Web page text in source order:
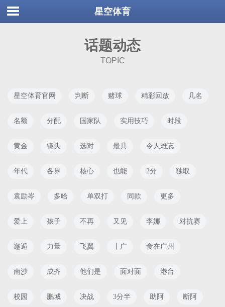
星空体育
话题动态
TOPIC
星空体育官网 判断 赌球 精彩回放 几名
名额 分配 国家队 实用技巧 时段
黄金 镜头 选对 最具 令人难忘
年代 各界 核心 也能 2分 独取
袁励岑 多哈 单双打 同款 更多
爱上 孩子 不再 又见 李娜 对抗赛
邂逅 力量 飞翼 丨广 食在广州
南沙 成齐 他们是 面对面 港台
校园 鹏城 决战 3分半 助阿 断阿